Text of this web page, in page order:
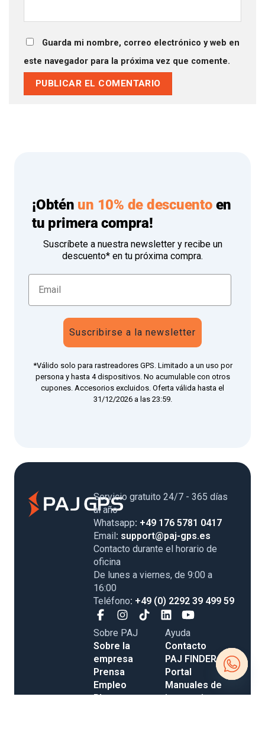
Guarda mi nombre, correo electrónico y web en
este navegador para la próxima vez que comente.
¡Obtén un 10% de descuentoen
tu primera compra!
Suscríbete a nuestra newsletter y recibe un
descuento* en tu próxima compra.
Suscribirse a la newsletter
*Válido solo para rastreadores GPS. Limitado a un uso por
persona y hasta 4 dispositivos. No acumulable con otros
cupones. Accesorios excluidos. Oferta válida hasta el
31/12/2026 a las 23:59.
Servicio gratuito 24/7 - 365 días
al año
Whatsapp: +49 176 5781 0417
Email: support@paj-gps.es
Contacto durante el horario de
oficina
De lunes a viernes, de 9:00 a
16:00
Teléfono: +49 (0) 2292 39 499 59
Sobre PAJ
Sobre la
empresa
Prensa
Empleo
Blog
Ayuda
Contacto
PAJ FINDER
Portal
Manuales de
instrucciones